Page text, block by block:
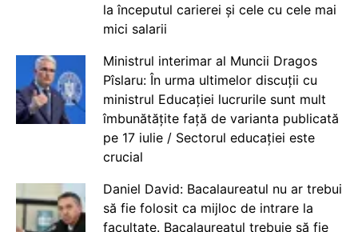
la începutul carierei și cele cu cele mai
mici salarii
Ministrul interimar al Muncii Dragos
Pîslaru: În urma ultimelor discuții cu
ministrul Educației lucrurile sunt mult
îmbunătățite față de varianta publicată
pe 17 iulie / Sectorul educației este
crucial
Daniel David: Bacalaureatul nu ar trebui
să fie folosit ca mijloc de intrare la
facultate. Bacalaureatul trebuie să fie